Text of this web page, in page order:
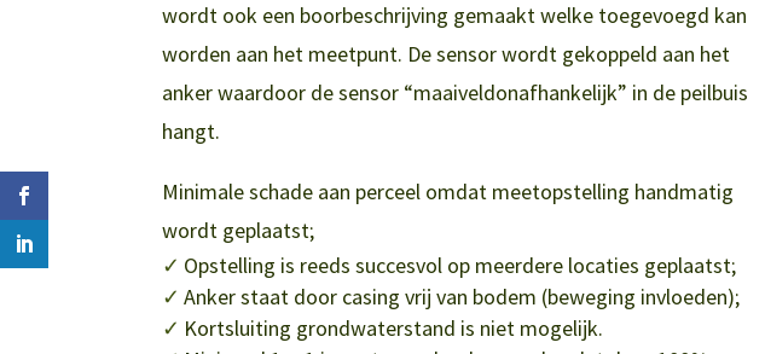
wordt ook een boorbeschrijving gemaakt welke toegevoegd kan
worden aan het meetpunt. De sensor wordt gekoppeld aan het
anker waardoor de sensor “maaiveldonafhankelijk” in de peilbuis
hangt.
Minimale schade aan perceel omdat meetopstelling handmatig
wordt geplaatst;
Opstelling is reeds succesvol op meerdere locaties geplaatst;
Anker staat door casing vrij van bodem (beweging invloeden);
Kortsluiting grondwaterstand is niet mogelijk.